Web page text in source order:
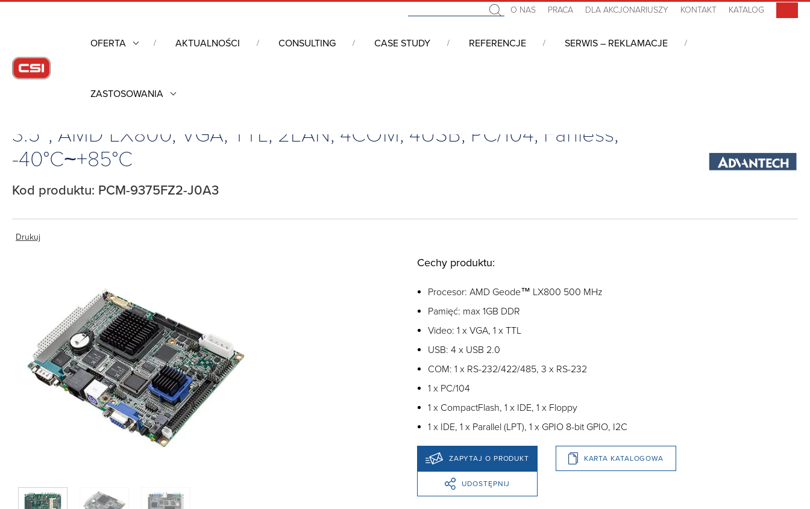
O NAS PRACA DLA AKCJONARIUSZY KONTAKT KATALOG
OFERTA AKTUALNOŚCI CONSULTING CASE STUDY REFERENCJE SERWIS – REKLAMACJE
ZASTOSOWANIA
Komputery przemysłowe
3.5″, AMD LX800, VGA, TTL, 2LAN, 4COM, 4USB, PC/104, Fanless,
-40°C~+85°C
Kod produktu: PCM-9375FZ2-J0A3
Drukuj
Cechy produktu:
Procesor: AMD Geode™ LX800 500 MHz
Pamięć: max 1GB DDR
Video: 1 x VGA, 1 x TTL
USB: 4 x USB 2.0
COM: 1 x RS-232/422/485, 3 x RS-232
1 x PC/104
1 x CompactFlash, 1 x IDE, 1 x Floppy
1 x IDE, 1 x Parallel (LPT), 1 x GPIO 8-bit GPIO, I2C
ZAPYTAJ O PRODUKT KARTA KATALOGOWA
UDOSTĘPNIJ